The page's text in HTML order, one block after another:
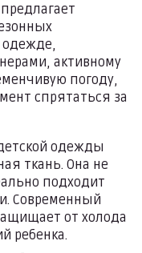
одежде,
активному
погоду,
спрятаться за
одежды
ткань. Она не
подходит
Современный
от холода
ребенка.